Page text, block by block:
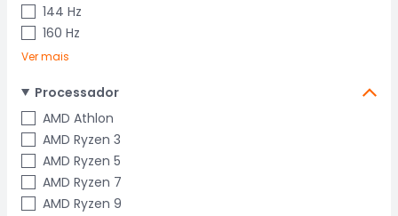
144 Hz
160 Hz
Ver mais
Processador
AMD Athlon
AMD Ryzen 3
AMD Ryzen 5
AMD Ryzen 7
AMD Ryzen 9